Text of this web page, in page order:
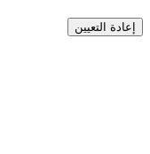
إعادة التعيين